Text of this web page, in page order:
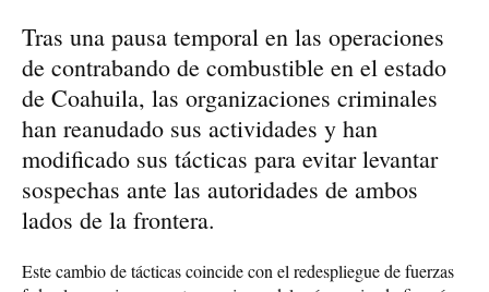
Tras una pausa temporal en las operaciones
de contrabando de combustible en el estado
de Coahuila, las organizaciones criminales
han reanudado sus actividades y han
modificado sus tácticas para evitar levantar
sospechas ante las autoridades de ambos
lados de la frontera.
Este cambio de tácticas coincide con el redespliegue de fuerzas